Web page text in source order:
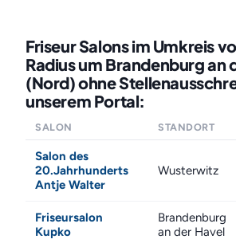
Friseur Salons im Umkreis
Radius um Brandenburg an
(Nord) ohne
unserem Portal:
SALON STANDORT
Salon des
20.Jahrhunderts
Antje Walter
Wusterwitz
Friseursalon
Kupko
Brandenburg
an der Havel